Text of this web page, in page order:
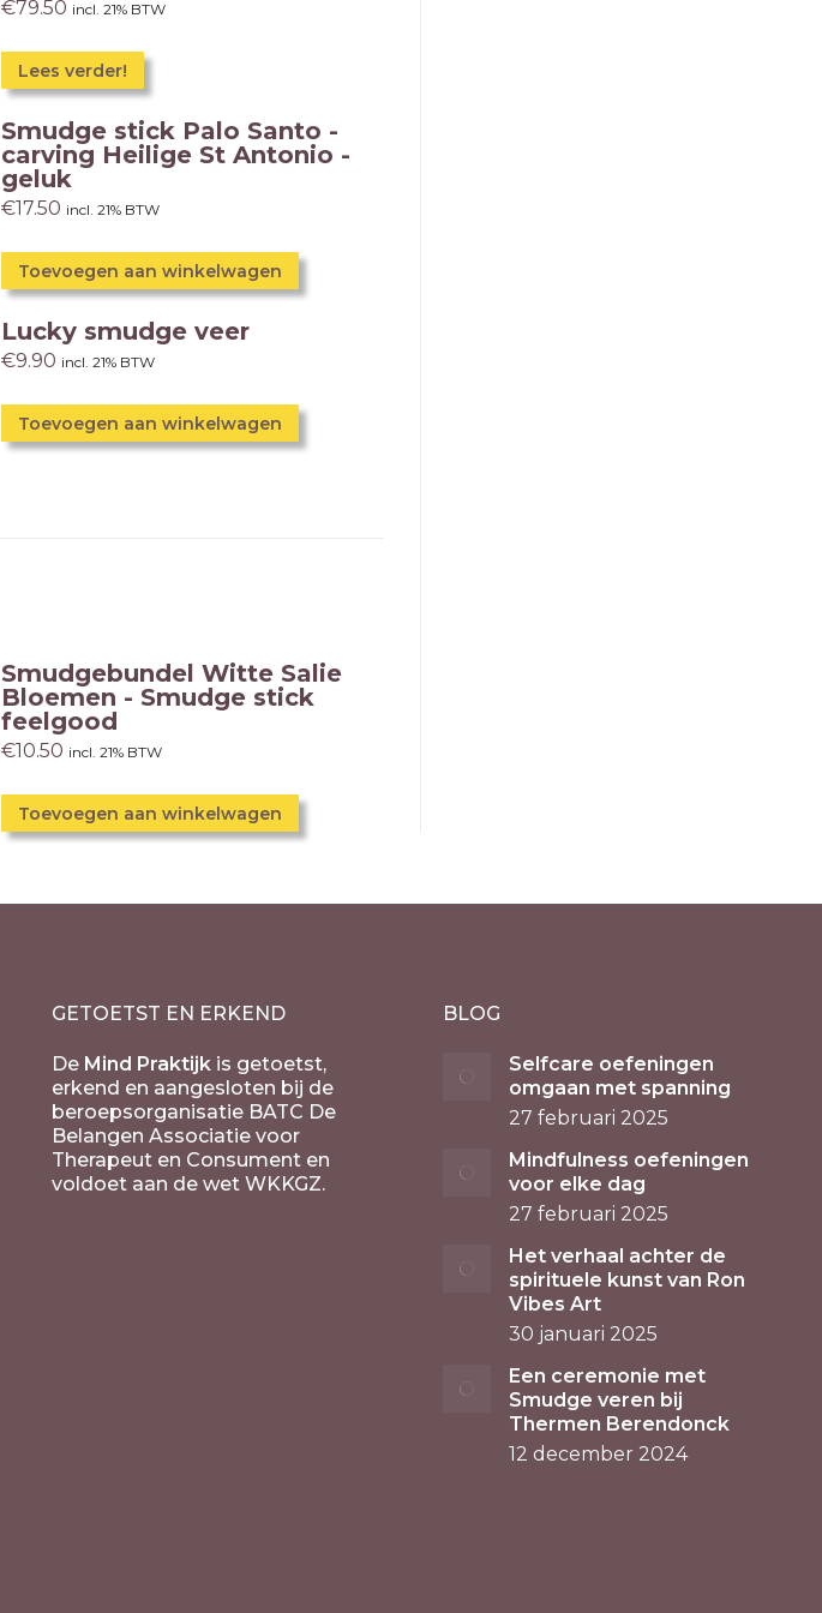
€79.50 incl. 21% BTW
Lees verder!
Smudge stick Palo Santo -
carving Heilige St Antonio -
geluk
€17.50 incl. 21% BTW
Toevoegen aan winkelwagen
Lucky smudge veer
€9.90 incl. 21% BTW
Toevoegen aan winkelwagen
Smudgebundel Witte Salie
Bloemen - Smudge stick
feelgood
€10.50 incl. 21% BTW
Toevoegen aan winkelwagen
GETOETST EN ERKEND
De Mind Praktijk is getoetst,
erkend en aangesloten bij de
beroepsorganisatie BATC De
Belangen Associatie voor
Therapeut en Consument en
voldoet aan de wet WKKGZ.
BLOG
Selfcare oefeningen
omgaan met spanning
27 februari 2025
Mindfulness oefeningen
voor elke dag
27 februari 2025
Het verhaal achter de
spirituele kunst van Ron
Vibes Art
30 januari 2025
Een ceremonie met
Smudge veren bij
Thermen Berendonck
12 december 2024